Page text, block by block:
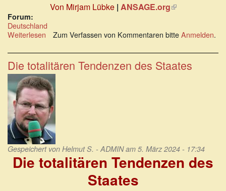
Von Mirjam Lübke | ANSAGE.org(Link
Forum:
Deutschland
Weiterlesen über
die
Staatsmacht
oder
gar
das
SEK
anklopft…
Zum Verfassen von Kommentaren bitteAnmelden.
Die totalitären Tendenzen des Staates
Gespeichert von Helmut S. - ADMINam 5. März 2024 - 17:34
Die totalitären Tendenzen des
Staates